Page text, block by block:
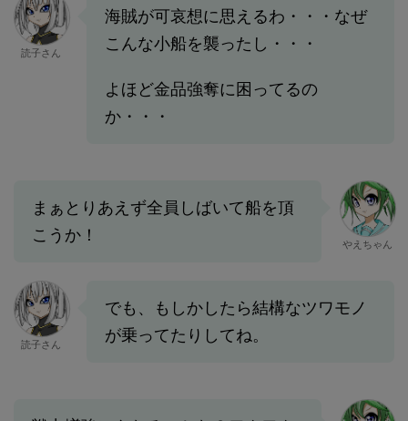
読子さん
海賊が可哀想に思えるわ・・・なぜ
こんな小船を襲ったし・・・
よほど金品強奪に困ってるの
か・・・
まぁとりあえず全員しばいて船を頂
こうか！
やえちゃん
読子さん
でも、もしかしたら結構なツワモノ
が乗ってたりしてね。